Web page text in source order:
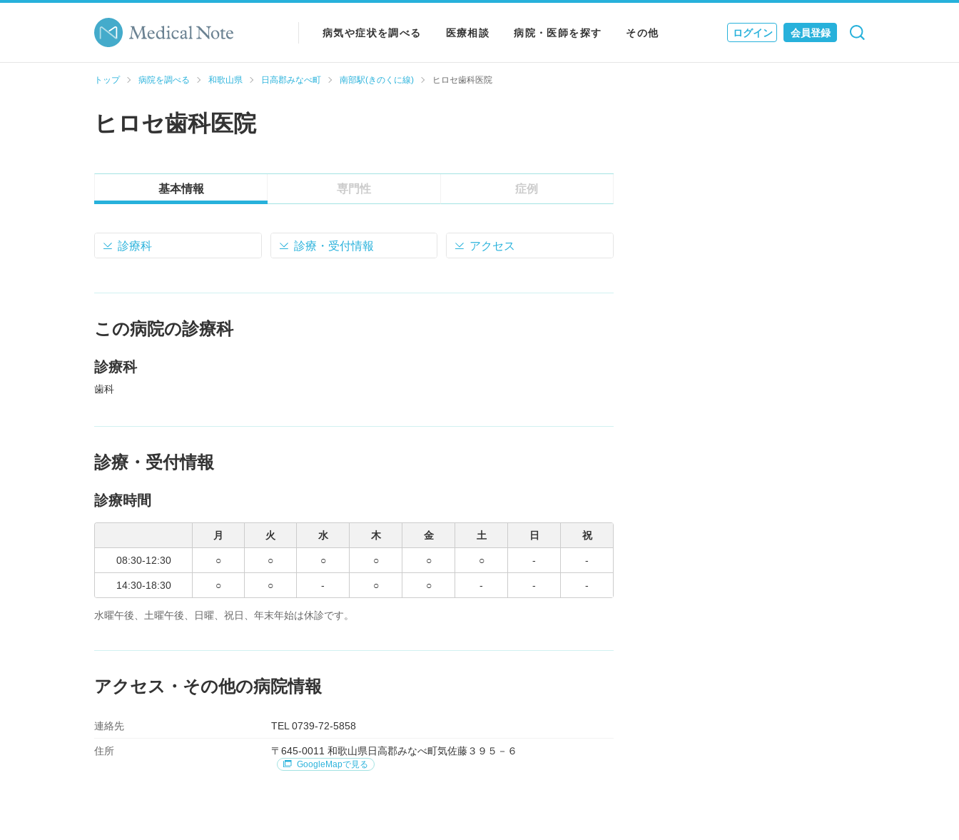
病気や症状を調べる 医療相談 病院・医師を探す その他 ログイン 会員登録
検索 キャンセル
トップ 病院を調べる 和歌山県 日高郡みなべ町 南部駅(きのくに線) ヒロセ歯科医院
ヒロセ歯科医院
基本情報 専門性 症例
診療科 診療・受付情報 アクセス
この病院の診療科
診療科
歯科
診療・受付情報
診療時間
月 火 水 木 金 土 日 祝
08:30-12:30 ○ ○ ○ ○ ○ ○ - -
14:30-18:30 ○ ○ - ○ ○ - - -
水曜午後、土曜午後、日曜、祝日、年末年始は休診です。
アクセス・その他の病院情報
連絡先 TEL 0739-72-5858
住所 〒645-0011 和歌山県日高郡みなべ町気佐藤３９５－６
GoogleMapで見る